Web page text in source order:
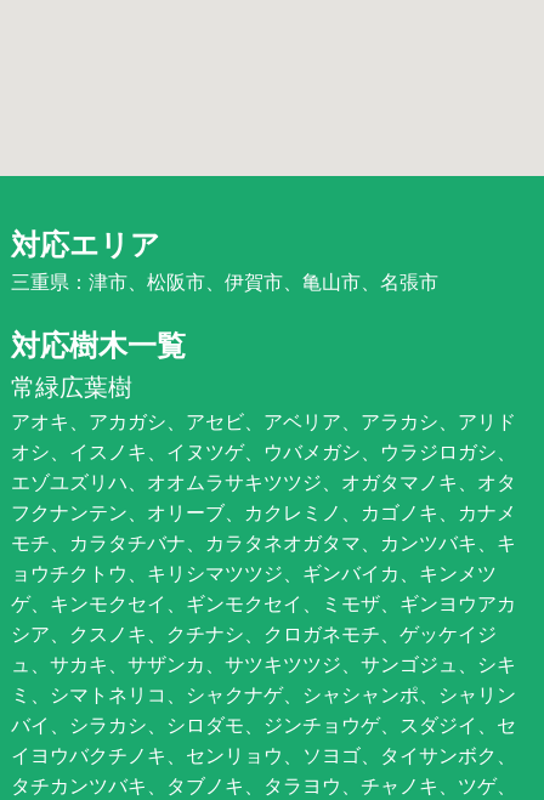
対応エリア
三重県：津市、松阪市、伊賀市、亀山市、名張市
対応樹木一覧
常緑広葉樹
アオキ、アカガシ、アセビ、アベリア、アラカシ、アリド
オシ、イスノキ、イヌツゲ、ウバメガシ、ウラジロガシ、
エゾユズリハ、オオムラサキツツジ、オガタマノキ、オタ
フクナンテン、オリーブ、カクレミノ、カゴノキ、カナメ
モチ、カラタチバナ、カラタネオガタマ、カンツバキ、キ
ョウチクトウ、キリシマツツジ、ギンバイカ、キンメツ
ゲ、キンモクセイ、ギンモクセイ、ミモザ、ギンヨウアカ
シア、クスノキ、クチナシ、クロガネモチ、ゲッケイジ
ュ、サカキ、サザンカ、サツキツツジ、サンゴジュ、シキ
ミ、シマトネリコ、シャクナゲ、シャシャンポ、シャリン
バイ、シラカシ、シロダモ、ジンチョウゲ、スダジイ、セ
イヨウバクチノキ、センリョウ、ソヨゴ、タイサンボク、
タチカンツバキ、タブノキ、タラヨウ、チャノキ、ツゲ、